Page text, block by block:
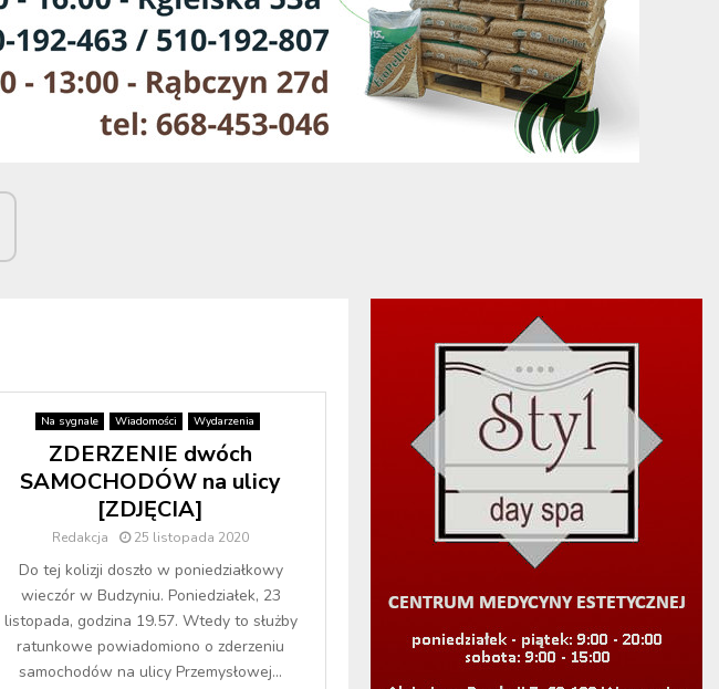
Na sygnale Wiadomości Wydarzenia
ZDERZENIE dwóch
SAMOCHODÓW na ulicy
[ZDJĘCIA]
Redakcja 25 listopada 2020
Do tej kolizji doszło w poniedziałkowy
wieczór w Budzyniu. Poniedziałek, 23
listopada, godzina 19.57. Wtedy to służby
ratunkowe powiadomiono o zderzeniu
samochodów na ulicy Przemysłowej...